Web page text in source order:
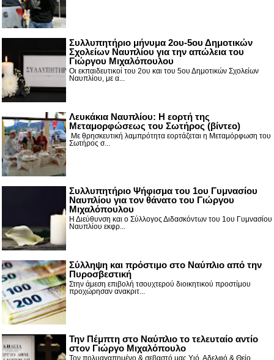
Συλλυπητήριο μήνυμα 2ου-5ου Δημοτικών
Σχολείων Ναυπλίου για την απώλεια του
Γιώργου Μιχαλόπουλου
Οι εκπαιδευτικοί του 2ου και του 5ου Δημοτικών Σχολείων
Ναυπλίου, με α...
Λευκάκια Ναυπλίου: Η εορτή της
Μεταμορφώσεως του Σωτήρος (βίντεο)
Με θρησκευτική λαμπρότητα εορτάζεται η Μεταμόρφωση του
Σωτήρος σ...
Συλλυπητήριο Ψήφισμα του 1ου Γυμνασίου
Ναυπλίου για τον θάνατο του Γιώργου
Μιχαλόπουλου
Η Διεύθυνση και ο Σύλλογος Διδασκόντων του 1ου Γυμνασίου
Ναυπλίου εκφρ...
Σύλληψη και πρόστιμο στο Ναύπλιο από την
Πυροσβεστική
Στην άμεση επιβολή τσουχτερού διοικητικού προστίμου
προχώρησαν ανακριτ...
Την Πέμπτη στο Ναύπλιο το τελευταίο αντίο
στον Γιώργο Μιχαλόπουλο
Τον πολυαγαπημένο & σεβαστό μας Υιό, Αδελφό & Θείο